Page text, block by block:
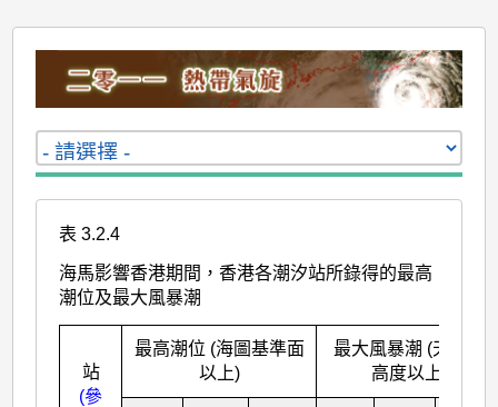
表 3.2.4
海馬影響香港期間，香港各潮汐站所錄得的最高
潮位及最大風暴潮
站
(參
最高潮位 (海圖基準面
以上)
最大風暴潮 (天文潮
高度以上)